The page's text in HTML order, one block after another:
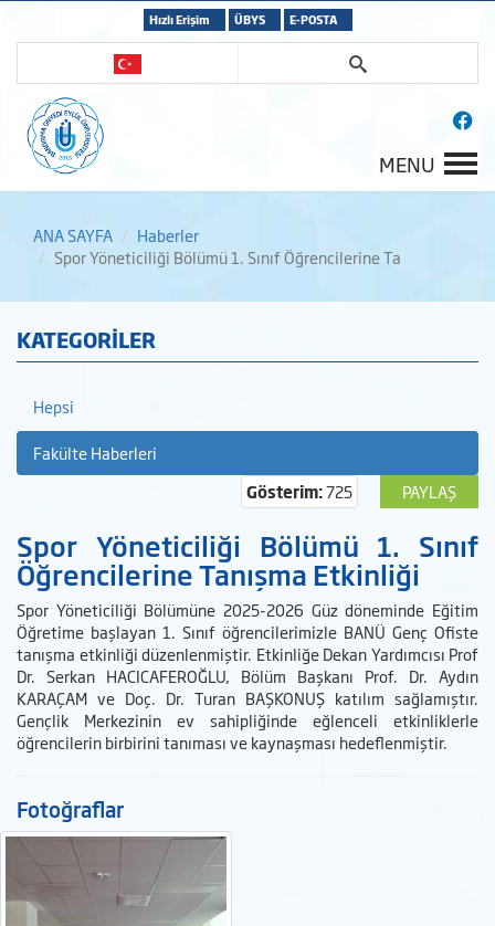
Hızlı Erişim ÜBYS E-POSTA
MENU
ANA SAYFA
Haberler
Spor Yöneticiliği Bölümü 1. Sınıf Öğrencilerine Ta
KATEGORİLER
Hepsi
Fakülte Haberleri
PAYLAŞ
Gösterim:725
Spor Yöneticiliği Bölümü 1. Sınıf
Öğrencilerine Tanışma Etkinliği
Spor Yöneticiliği Bölümüne 2025-2026 Güz döneminde Eğitim
Öğretime başlayan 1. Sınıf öğrencilerimizle BANÜ Genç Ofiste
tanışma etkinliği düzenlenmiştir. Etkinliğe Dekan Yardımcısı Prof
Dr. Serkan HACICAFEROĞLU, Bölüm Başkanı Prof. Dr. Aydın
KARAÇAM ve Doç. Dr. Turan BAŞKONUŞ katılım sağlamıştır.
Gençlik Merkezinin ev sahipliğinde eğlenceli etkinliklerle
öğrencilerin birbirini tanıması ve kaynaşması hedeflenmiştir.
Fotoğraflar